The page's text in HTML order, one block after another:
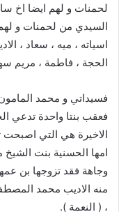
لحمنات و لهم ايضا اخ
السيدي من لحمنات و
اسياته ، ميه ، سعاد ،
الحجة ، فاطمة ، مريم
فسيداتي و محمد
فعقب بنتا واحدة تدعي
الاخيرة هي التي اصبحت
امها الحسنية بنت
وجاهة فقد تزوجها بن
منه الاديب محمد
، ( النعمة ).